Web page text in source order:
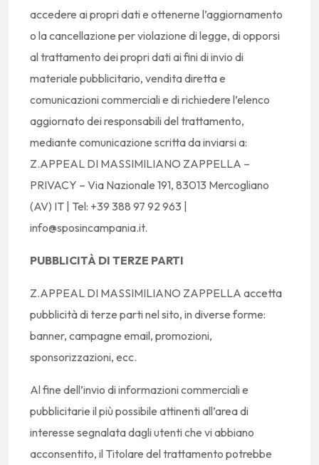
accedere ai propri dati e ottenerne l’aggiornamento
o la cancellazione per violazione di legge, di opporsi
al trattamento dei propri dati ai fini di invio di
materiale pubblicitario, vendita diretta e
comunicazioni commerciali e di richiedere l’elenco
aggiornato dei responsabili del trattamento,
mediante comunicazione scritta da inviarsi a:
Z.APPEAL DI MASSIMILIANO ZAPPELLA –
PRIVACY – Via Nazionale 191, 83013 Mercogliano
(AV) IT | Tel: +39 388 97 92 963 |
info@sposincampania.it.
PUBBLICITÀ DI TERZE PARTI
Z.APPEAL DI MASSIMILIANO ZAPPELLA accetta
pubblicità di terze parti nel sito, in diverse forme:
banner, campagne email, promozioni,
sponsorizzazioni, ecc.
Al fine dell’invio di informazioni commerciali e
pubblicitarie il più possibile attinenti all’area di
interesse segnalata dagli utenti che vi abbiano
acconsentito, il Titolare del trattamento potrebbe